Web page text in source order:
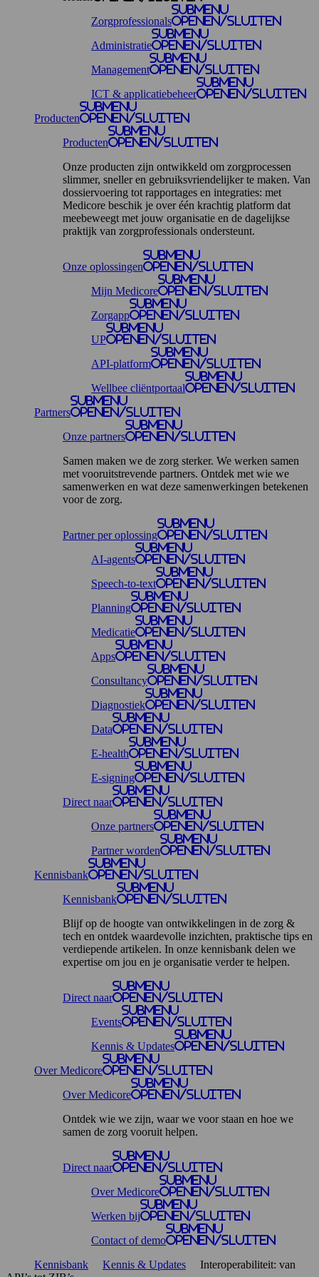
Zorgprofessionals
Submenu
openen/sluiten
Administratie
Submenu
openen/sluiten
Management
Submenu
openen/sluiten
ICT & applicatiebeheer
Submenu
openen/sluiten
Producten
Submenu
openen/sluiten
Producten
Submenu
openen/sluiten
Onze producten zijn ontwikkeld om zorgprocessen
slimmer, sneller en gebruiksvriendelijker te maken. Van
dossiervoering tot rapportages en integraties: met
Medicore beschik je over één krachtig platform dat
meebeweegt met jouw organisatie en de dagelijkse
praktijk van zorgprofessionals ondersteunt.
Onze oplossingen
Submenu
openen/sluiten
Mijn Medicore
Submenu
openen/sluiten
Zorgapp
Submenu
openen/sluiten
UP
Submenu
openen/sluiten
API-platform
Submenu
openen/sluiten
Wellbee cliëntportaal
Submenu
openen/sluiten
Partners
Submenu
openen/sluiten
Onze partners
Submenu
openen/sluiten
Samen maken we de zorg sterker. We werken samen
met vooruitstrevende partners. Ontdek met wie we
samenwerken en wat deze samenwerkingen betekenen
voor de zorg.
Partner per oplossing
Submenu
openen/sluiten
AI-agents
Submenu
openen/sluiten
Speech-to-text
Submenu
openen/sluiten
Planning
Submenu
openen/sluiten
Medicatie
Submenu
openen/sluiten
Apps
Submenu
openen/sluiten
Consultancy
Submenu
openen/sluiten
Diagnostiek
Submenu
openen/sluiten
Data
Submenu
openen/sluiten
E-health
Submenu
openen/sluiten
E-signing
Submenu
openen/sluiten
Direct naar
Submenu
openen/sluiten
Onze partners
Submenu
openen/sluiten
Partner worden
Submenu
openen/sluiten
Kennisbank
Submenu
openen/sluiten
Kennisbank
Submenu
openen/sluiten
Blijf op de hoogte van ontwikkelingen in de zorg &
tech en ontdek waardevolle inzichten, praktische tips en
verdiepende artikelen. In onze kennisbank delen we
expertise om jou en je organisatie verder te helpen.
Direct naar
Submenu
openen/sluiten
Events
Submenu
openen/sluiten
Kennis & Updates
Submenu
openen/sluiten
Over Medicore
Submenu
openen/sluiten
Over Medicore
Submenu
openen/sluiten
Ontdek wie we zijn, waar we voor staan en hoe we
samen de zorg vooruit helpen.
Direct naar
Submenu
openen/sluiten
Over Medicore
Submenu
openen/sluiten
Werken bij
Submenu
openen/sluiten
Contact of demo
Submenu
openen/sluiten
Kennisbank Kennis & Updates
Interoperabiliteit: van